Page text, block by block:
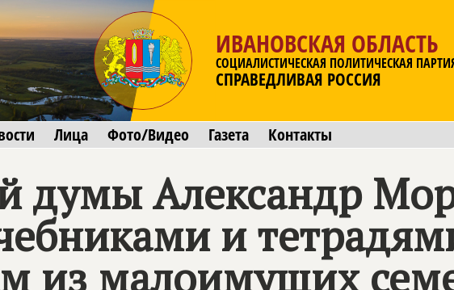
ИВАНОВСКАЯ ОБЛАСТЬ
СОЦИАЛИСТИЧЕСКАЯ ПОЛИТИЧЕСКАЯ
СПРАВЕДЛИВАЯ РОССИЯ
Лица Фото/Видео Газета Контакты
думы Александр
и
из малоимущих